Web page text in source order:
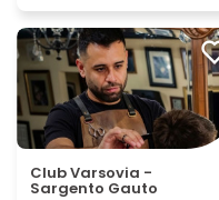
Club Varsovia -
Sargento Gauto